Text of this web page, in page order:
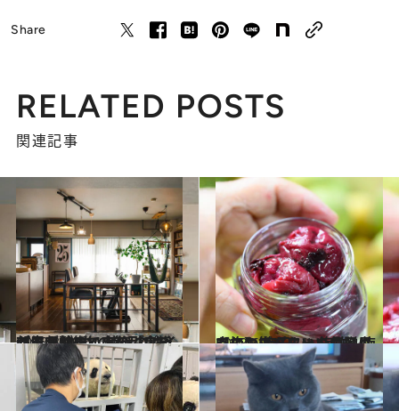
Share
RELATED POSTS
関連記事
2023.3.21
センスがいい人の「プチプラ収納術」 使うのはイケア＆100均の名品のみ 部屋が整って自分に余裕が生まれる
ライフスタイル 2023.6.28
【梅おばあちゃんの贈りもの】 梅干し、梅酢、梅肉エキス…… いいこと尽くしの梅パワーを毎日に
ライフスタイル